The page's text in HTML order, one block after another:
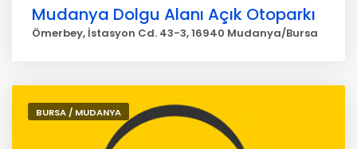
Mudanya Dolgu Alanı Açık Otoparkı
Ömerbey, İstasyon Cd. 43-3, 16940 Mudanya/Bursa
BURSA / MUDANYA